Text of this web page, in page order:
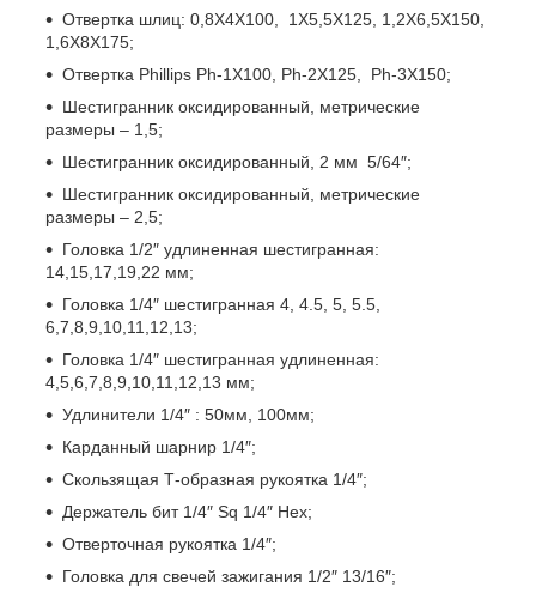
Отвертка шлиц: 0,8X4X100, 1X5,5X125, 1,2X6,5X150,
1,6X8X175;
Отвертка Phillips Ph-1X100, Ph-2X125, Ph-3X150;
Шестигранник оксидированный, метрические
размеры – 1,5;
Шестигранник оксидированный, 2 мм 5/64″;
Шестигранник оксидированный, метрические
размеры – 2,5;
Головка 1/2″ удлиненная шестигранная:
14,15,17,19,22 мм;
Головка 1/4″ шестигранная 4, 4.5, 5, 5.5,
6,7,8,9,10,11,12,13;
Головка 1/4″ шестигранная удлиненная:
4,5,6,7,8,9,10,11,12,13 мм;
Удлинители 1/4″ : 50мм, 100мм;
Карданный шарнир 1/4″;
Скользящая Т-образная рукоятка 1/4″;
Держатель бит 1/4″ Sq 1/4″ Hex;
Отверточная рукоятка 1/4″;
Головка для свечей зажигания 1/2″ 13/16″;